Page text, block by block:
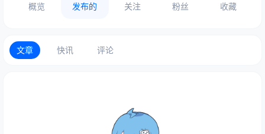
概览 发布的 关注 粉丝 收藏
文章 快讯 评论